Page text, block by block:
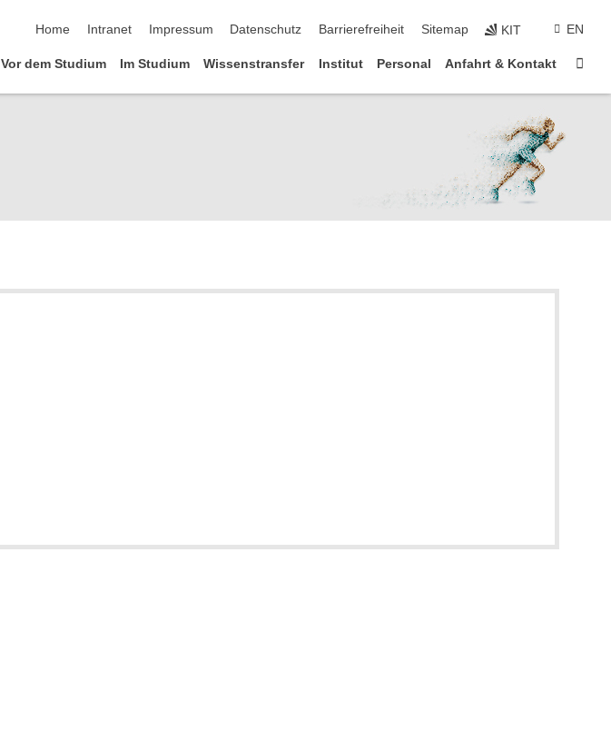
Home
Intranet Impressum Datenschutz Barrierefreiheit Sitemap KIT EN
Vor dem Studium Im Studium Wissenstransfer Institut Personal Anfahrt & Kontakt